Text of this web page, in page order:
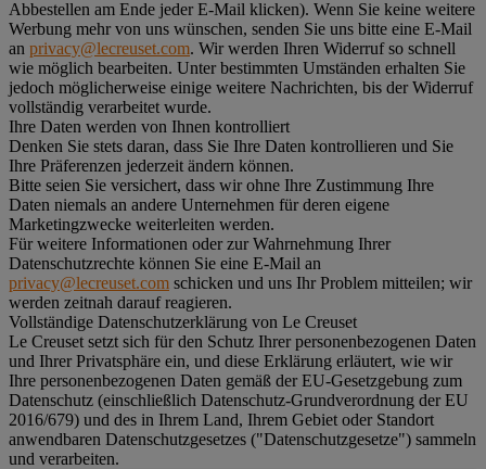
Abbestellen am Ende jeder E-Mail klicken). Wenn Sie keine weitere
Werbung mehr von uns wünschen, senden Sie uns bitte eine E-Mail
an privacy@lecreuset.com. Wir werden Ihren Widerruf so schnell
wie möglich bearbeiten. Unter bestimmten Umständen erhalten Sie
jedoch möglicherweise einige weitere Nachrichten, bis der Widerruf
vollständig verarbeitet wurde.
Ihre Daten werden von Ihnen kontrolliert
Denken Sie stets daran, dass Sie Ihre Daten kontrollieren und Sie
Ihre Präferenzen jederzeit ändern können.
Bitte seien Sie versichert, dass wir ohne Ihre Zustimmung Ihre
Daten niemals an andere Unternehmen für deren eigene
Marketingzwecke weiterleiten werden.
Für weitere Informationen oder zur Wahrnehmung Ihrer
Datenschutzrechte können Sie eine E-Mail an
privacy@lecreuset.com schicken und uns Ihr Problem mitteilen; wir
werden zeitnah darauf reagieren.
Vollständige Datenschutzerklärung von Le Creuset
Le Creuset setzt sich für den Schutz Ihrer personenbezogenen Daten
und Ihrer Privatsphäre ein, und diese Erklärung erläutert, wie wir
Ihre personenbezogenen Daten gemäß der EU-Gesetzgebung zum
Datenschutz (einschließlich Datenschutz-Grundverordnung der EU
2016/679) und des in Ihrem Land, Ihrem Gebiet oder Standort
anwendbaren Datenschutzgesetzes ("Datenschutzgesetze") sammeln
und verarbeiten.